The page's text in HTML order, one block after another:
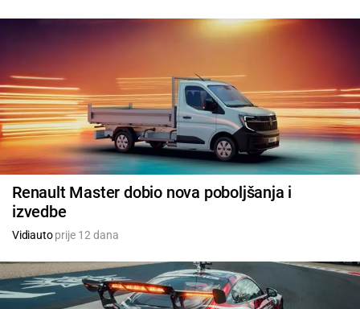
Renault Master dobio nova poboljšanja i
izvedbe
Vidiautoprije 12 dana